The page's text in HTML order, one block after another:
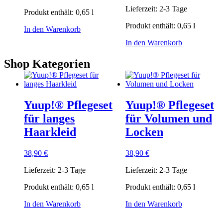
Produkt enthält: 0,65 l
In den Warenkorb
Lieferzeit: 2-3 Tage
Produkt enthält: 0,65 l
In den Warenkorb
Yuup!® Pflegeset
für langes
Haarkleid
38,90 €
Lieferzeit: 2-3 Tage
Produkt enthält: 0,65 l
In den Warenkorb
Yuup!® Pflegeset
für Volumen und
Locken
38,90 €
Lieferzeit: 2-3 Tage
Produkt enthält: 0,65 l
In den Warenkorb
Shop Kategorien